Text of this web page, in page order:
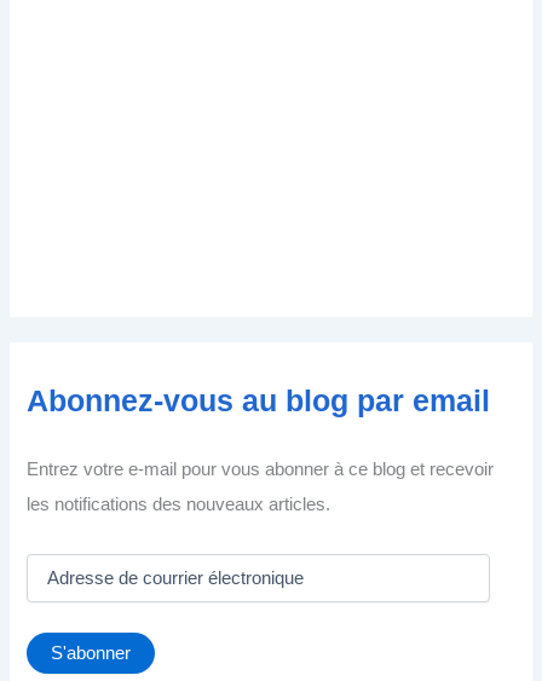
Abonnez-vous au blog par email
Entrez votre e-mail pour vous abonner à ce blog et recevoir
les notifications des nouveaux articles.
e
s
S'abonner